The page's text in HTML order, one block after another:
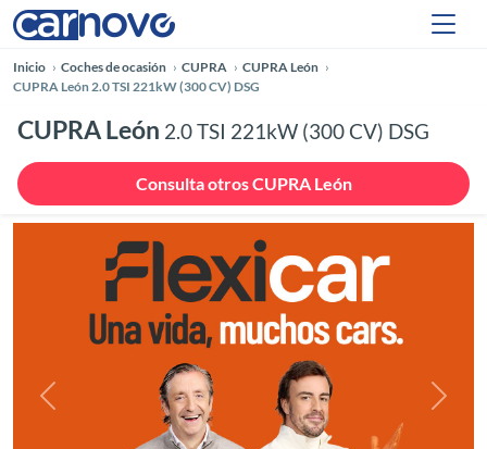
Inicio Coches de ocasión CUPRA
CUPRA León
CUPRA León 2.0 TSI 221kW (300 CV) DSG
CUPRA León 2.0 TSI 221kW (300 CV) DSG
Consulta otros CUPRA León
Anterior